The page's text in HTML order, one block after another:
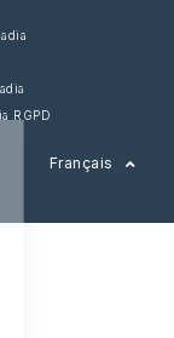
RGPD
Français
English